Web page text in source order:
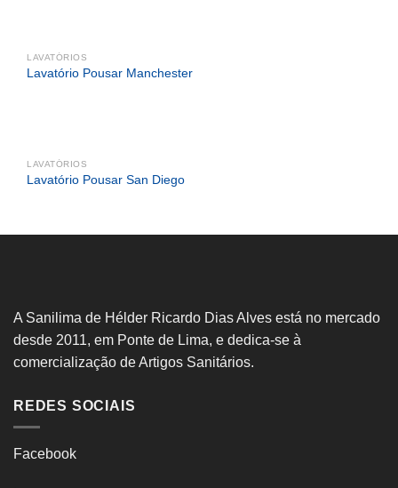
LAVATÓRIOS
Lavatório Pousar Manchester
LAVATÓRIOS
Lavatório Pousar San Diego
A Sanilima de Hélder Ricardo Dias Alves está no mercado
desde 2011, em Ponte de Lima, e dedica-se à
comercialização de Artigos Sanitários.
REDES SOCIAIS
Facebook